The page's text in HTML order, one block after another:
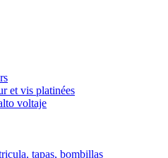
et vis platinées
voltaje
tapas, bombillas